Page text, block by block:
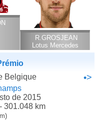
R.GROSJEAN
Lotus Mercedes
Belgique •>
de 2015
301.048 km